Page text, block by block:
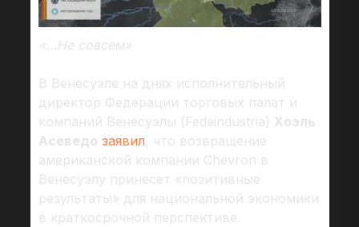
«.. .Не совсем»
В Венесуэле на днях исполнительный
директор Федерации торговых палат и
компаний Венесуэлы (Fedeindustria) Хоэль
Асеведо заявил, что возвращение
американской компании Chevron в
Венесуэлу принесет «позитивные
результаты» для национальной экономики
в краткосрочной перспективе.